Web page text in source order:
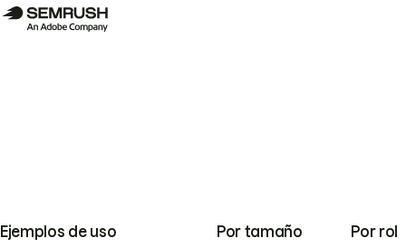
Ejemplos de uso Por tamaño Por rol